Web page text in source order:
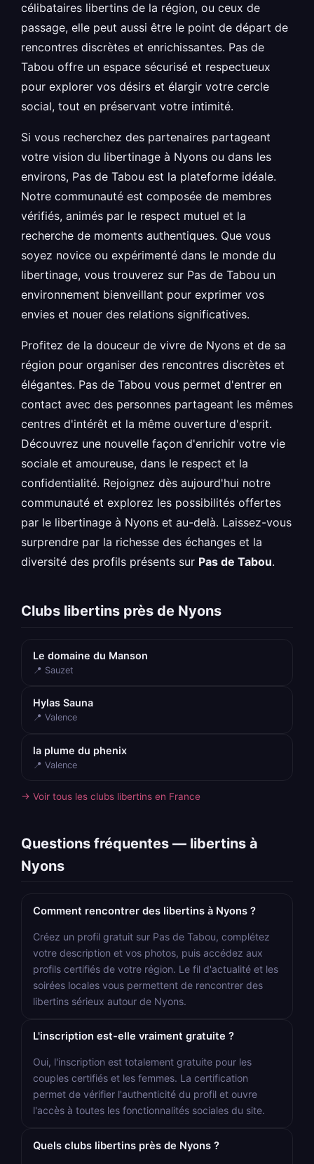
célibataires libertins de la région, ou ceux de
passage, elle peut aussi être le point de départ de
rencontres discrètes et enrichissantes. Pas de
Tabou offre un espace sécurisé et respectueux
pour explorer vos désirs et élargir votre cercle
social, tout en préservant votre intimité.
Si vous recherchez des partenaires partageant
votre vision du libertinage à Nyons ou dans les
environs, Pas de Tabou est la plateforme idéale.
Notre communauté est composée de membres
vérifiés, animés par le respect mutuel et la
recherche de moments authentiques. Que vous
soyez novice ou expérimenté dans le monde du
libertinage, vous trouverez sur Pas de Tabou un
environnement bienveillant pour exprimer vos
envies et nouer des relations significatives.
Profitez de la douceur de vivre de Nyons et de sa
région pour organiser des rencontres discrètes et
élégantes. Pas de Tabou vous permet d'entrer en
contact avec des personnes partageant les mêmes
centres d'intérêt et la même ouverture d'esprit.
Découvrez une nouvelle façon d'enrichir votre vie
sociale et amoureuse, dans le respect et la
confidentialité. Rejoignez dès aujourd'hui notre
communauté et explorez les possibilités offertes
par le libertinage à Nyons et au-delà. Laissez-vous
surprendre par la richesse des échanges et la
diversité des profils présents sur Pas de Tabou.
Clubs libertins près de Nyons
Le domaine du Manson
📍 Sauzet
Hylas Sauna
📍 Valence
la plume du phenix
📍 Valence
→ Voir tous les clubs libertins en France
Questions fréquentes — libertins à
Nyons
Comment rencontrer des libertins à Nyons ?
Créez un profil gratuit sur Pas de Tabou, complétez
votre description et vos photos, puis accédez aux
profils certifiés de votre région. Le fil d'actualité et les
soirées locales vous permettent de rencontrer des
libertins sérieux autour de Nyons.
L'inscription est-elle vraiment gratuite ?
Oui, l'inscription est totalement gratuite pour les
couples certifiés et les femmes. La certification
permet de vérifier l'authenticité du profil et ouvre
l'accès à toutes les fonctionnalités sociales du site.
Quels clubs libertins près de Nyons ?